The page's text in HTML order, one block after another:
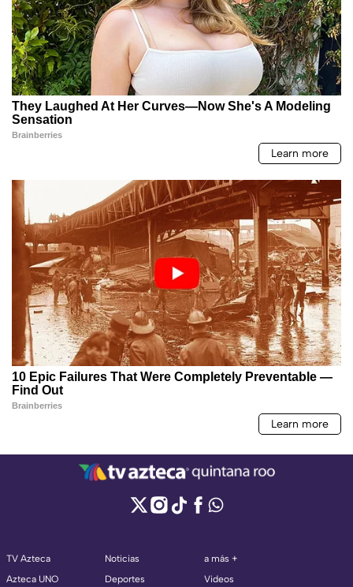
TV Azteca
Azteca UNO
Noticias
Deportes
a más +
Videos